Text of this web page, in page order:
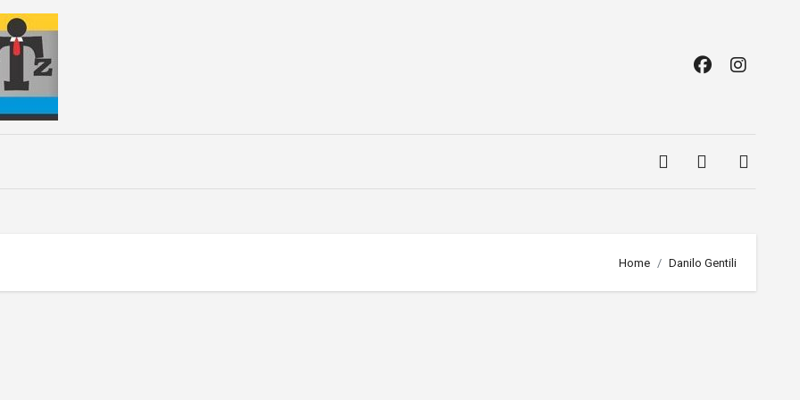
Home Danilo Gentili